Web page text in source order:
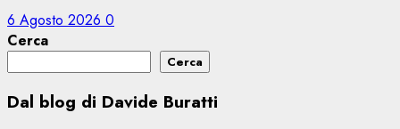
6 Agosto 2026 0
Cerca
Cerca
Dal blog di Davide Buratti